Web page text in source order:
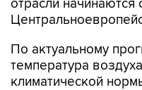
отрасли начинаются
По актуальному
температура
климатической